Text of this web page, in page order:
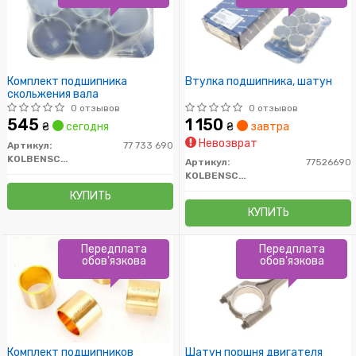
Комплект подшипника
скольжения вала
0 отзывов
545 ₴ сегодня
Артикул:
77 733 690
KOLBENSCHMIDT
КУПИТЬ
Втулка подшипника, шатун
0 отзывов
1 150 ₴
завтра
Невозврат
Артикул:
77526690
KOLBENSCHMIDT
КУПИТЬ
Комплект подшипников
Передплата
обов'язкова
Шатун поршня двигателя
Передплата
обов'язкова